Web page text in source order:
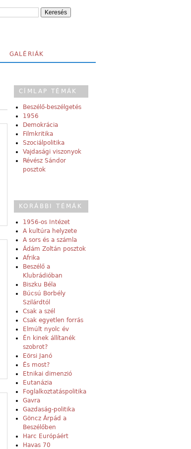
GALÉRIÁK
CÍMLAP TÉMÁK
Beszélő-beszélgetés
1956
Demokrácia
Filmkritika
Szociálpolitika
Vajdasági viszonyok
Révész Sándor
posztok
KORÁBBI TÉMÁK
1956-os Intézet
A kultúra helyzete
A sors és a számla
Ádám Zoltán posztok
Afrika
Beszélő a
Klubrádióban
Biszku Béla
Búcsú Borbély
Szilárdtól
Csak a szél
Csak egyetlen forrás
Elmúlt nyolc év
Én kinek állítanék
szobrot?
Eörsi Janó
És most?
Etnikai dimenzió
Eutanázia
Foglalkoztatáspolitika
Gavra
Gazdaság-politika
Göncz Árpád a
Beszélőben
Harc Európáért
Havas 70